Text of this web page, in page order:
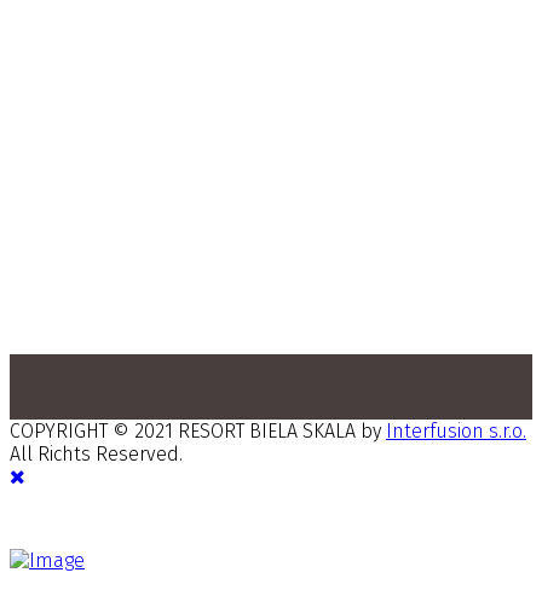
COPYRIGHT © 2021 RESORT BIELA SKALA by Interfusion s.r.o.
All Richts Reserved.